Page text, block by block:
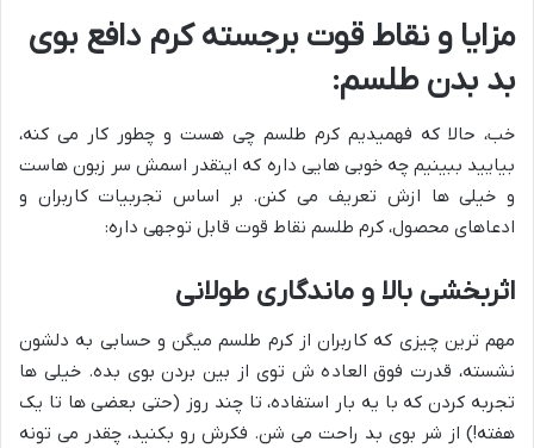
مزایا و نقاط قوت برجسته کرم دافع بوی
بد بدن طلسم:
خب، حالا که فهمیدیم کرم طلسم چی هست و چطور کار می کنه،
بیایید ببینیم چه خوبی هایی داره که اینقدر اسمش سر زبون هاست
و خیلی ها ازش تعریف می کنن. بر اساس تجربیات کاربران و
ادعاهای محصول، کرم طلسم نقاط قوت قابل توجهی داره:
اثربخشی بالا و ماندگاری طولانی
مهم ترین چیزی که کاربران از کرم طلسم میگن و حسابی به دلشون
نشسته، قدرت فوق العاده ش توی از بین بردن بوی بده. خیلی ها
تجربه کردن که با یه بار استفاده، تا چند روز (حتی بعضی ها تا یک
هفته!) از شر بوی بد راحت می شن. فکرش رو بکنید، چقدر می تونه